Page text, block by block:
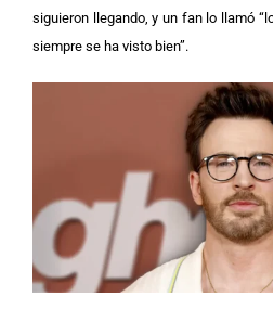
siguieron llegando, y un fan lo llamó
siempre se ha visto bien”.